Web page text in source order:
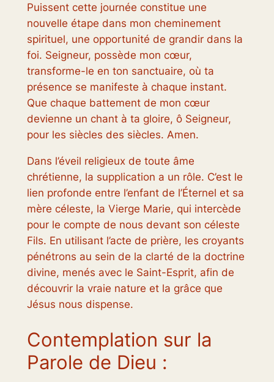
Puissent cette journée constitue une
nouvelle étape dans mon cheminement
spirituel, une opportunité de grandir dans la
foi. Seigneur, possède mon cœur,
transforme-le en ton sanctuaire, où ta
présence se manifeste à chaque instant.
Que chaque battement de mon cœur
devienne un chant à ta gloire, ô Seigneur,
pour les siècles des siècles. Amen.
Dans l’éveil religieux de toute âme
chrétienne, la supplication a un rôle. C’est le
lien profonde entre l’enfant de l’Éternel et sa
mère céleste, la Vierge Marie, qui intercède
pour le compte de nous devant son céleste
Fils. En utilisant l’acte de prière, les croyants
pénétrons au sein de la clarté de la doctrine
divine, menés avec le Saint-Esprit, afin de
découvrir la vraie nature et la grâce que
Jésus nous dispense.
Contemplation sur la
Parole de Dieu :